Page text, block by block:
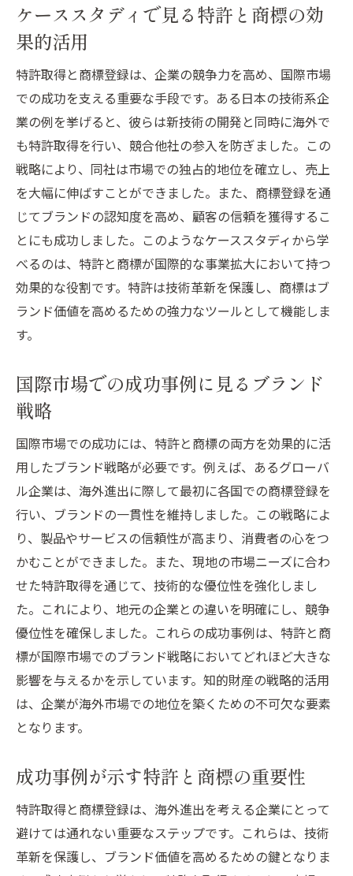
ケーススタディで見る特許と商標の効
果的活用
特許取得と商標登録は、企業の競争力を高め、国際市場
での成功を支える重要な手段です。ある日本の技術系企
業の例を挙げると、彼らは新技術の開発と同時に海外で
も特許取得を行い、競合他社の参入を防ぎました。この
戦略により、同社は市場での独占的地位を確立し、売上
を大幅に伸ばすことができました。また、商標登録を通
じてブランドの認知度を高め、顧客の信頼を獲得するこ
とにも成功しました。このようなケーススタディから学
べるのは、特許と商標が国際的な事業拡大において持つ
効果的な役割です。特許は技術革新を保護し、商標はブ
ランド価値を高めるための強力なツールとして機能しま
す。
国際市場での成功事例に見るブランド
戦略
国際市場での成功には、特許と商標の両方を効果的に活
用したブランド戦略が必要です。例えば、あるグローバ
ル企業は、海外進出に際して最初に各国での商標登録を
行い、ブランドの一貫性を維持しました。この戦略によ
り、製品やサービスの信頼性が高まり、消費者の心をつ
かむことができました。また、現地の市場ニーズに合わ
せた特許取得を通じて、技術的な優位性を強化しまし
た。これにより、地元の企業との違いを明確にし、競争
優位性を確保しました。これらの成功事例は、特許と商
標が国際市場でのブランド戦略においてどれほど大きな
影響を与えるかを示しています。知的財産の戦略的活用
は、企業が海外市場での地位を築くための不可欠な要素
となります。
成功事例が示す特許と商標の重要性
特許取得と商標登録は、海外進出を考える企業にとって
避けては通れない重要なステップです。これらは、技術
革新を保護し、ブランド価値を高めるための鍵となりま